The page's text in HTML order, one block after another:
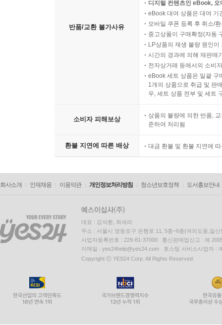
반품/교환 불가사유
디지털 컨텐츠인 eBook,
eBook 대여 상품은 대여 기
모바일 쿠폰 등록 후 취소/
중고상품이 구매확정(자동
LP상품의 재생 불량 원인
시간의 경과에 의해 재판매
전자상거래 등에서의 소비
eBook 세트 상품은 일괄 구
1개의 상품으로 취급 및 판
우, 세트 상품 전부 및 세트
소비자 피해보상
상품의 불량에 의한 반품,
준하여 처리됨
환불 지연에 따른 배상 대금 환불 및 환불 지연에
회사소개 인재채용 이용약관 개인정보처리방침 청소년보호정책 도서홍보안내
대표 : 김석환, 최세라
주소 : 서울시 영등포구 은행로 11, 5층~6층(여의도동,일신
사업자등록번호 : 229-81-37000 통신판매업신고 : 제
이메일 : yes24help@yes24.com 호스팅 서비스사업자 :
Copyright ⓒ YES24 Corp. All Rights Reserved.